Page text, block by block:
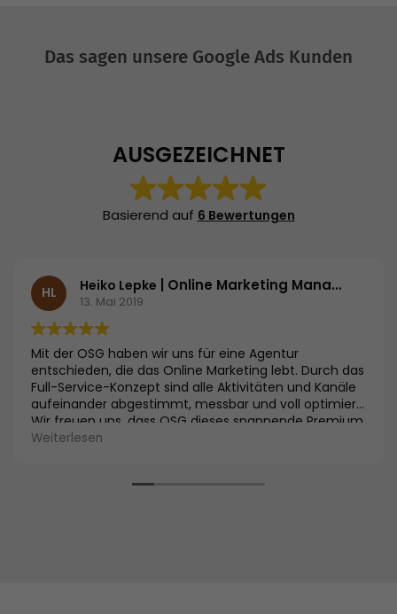
Das sagen unsere Google Ads Kunden
AUSGEZEICHNET
Basierend auf 6 Bewertungen
HL Heiko Lepke | Online Marketing Manager | Langenscheidt KG
13. Mai 2019
Mit der OSG haben wir uns für eine Agentur
entschieden, die das Online Marketing lebt. Durch das
Full-Service-Konzept sind alle Aktivitäten und Kanäle
aufeinander abgestimmt, messbar und voll optimiert.
Wir freuen uns, dass OSG dieses spannende Premium
Produkt online einführen wird.
Weiterlesen